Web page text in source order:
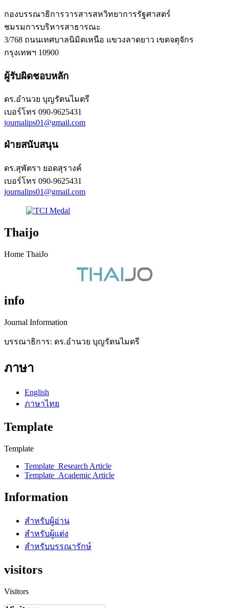
กองบรรณาธิการวารสารสหวิทยาการรัฐศาสตร์
ชมรมการบริหารสาธารณะ
3/768 ถนนเทศบาลนิมิตเหนือ แขวงลาดยาว เขตจตุจักร
กรุงเทพฯ 10900
ผู้รับผิดชอบหลัก
ดร.อำนวย บุญรัตนไมตรี
เบอร์โทร 090-9625431
journalips01@gmail.com
ฝ่ายสนับสนุน
ดร.สุพัตรา ยอดสุรางค์
เบอร์โทร 090-9625431
journalips01@gmail.com
Thaijo
Home ThaiJo
info
Journal Information
บรรณาธิการ: ดร.อำนวย บุญรัตนไมตรี
ภาษา
English
ภาษาไทย
Template
Template
Template_Research Article
Template_Academic Article
Information
สำหรับผู้อ่าน
สำหรับผู้แต่ง
สำหรับบรรณารักษ์
visitors
Visitors